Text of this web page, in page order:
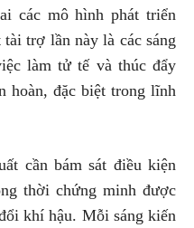
các mô hình phát triển
trợ lần này là các sáng
làm tử tế và thúc đẩy
hoàn, đặc biệt trong lĩnh
cần bám sát điều kiện
thời chứng minh được
khí hậu. Mỗi sáng kiến